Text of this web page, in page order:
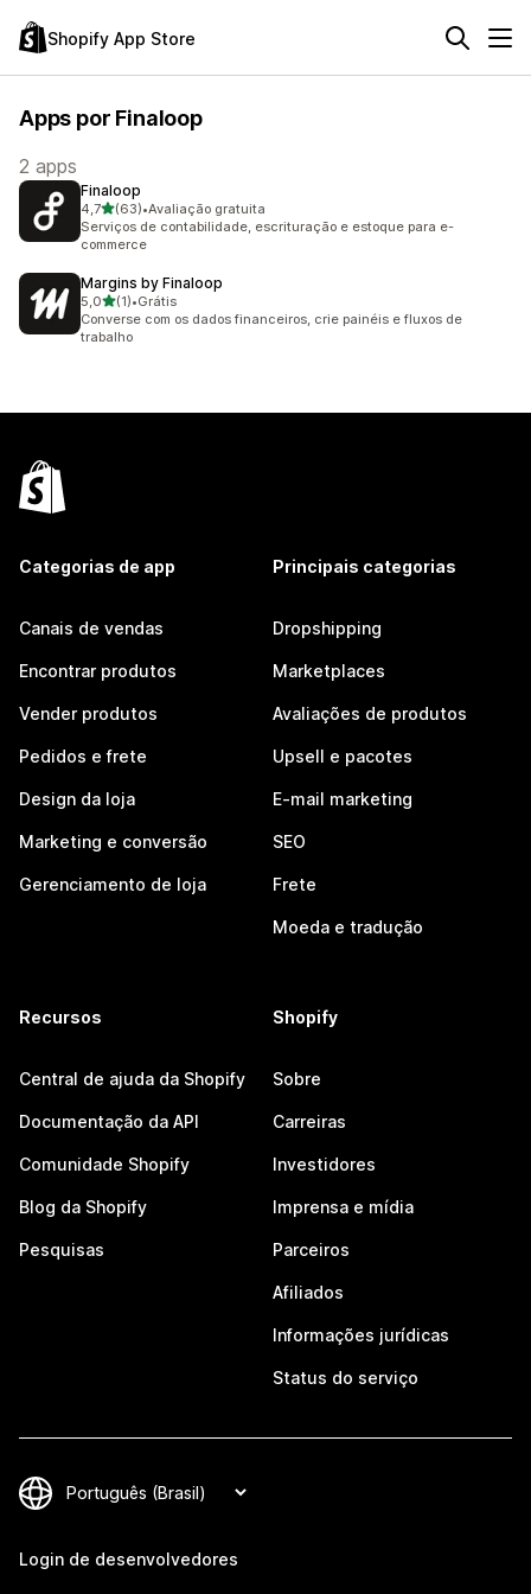
Shopify App Store
Apps por Finaloop
2 apps
Finaloop
4,7de 5 estrelas
(63)
63 avaliações ao todo
•Avaliação gratuita
Serviços de contabilidade, escrituração e estoque para e-
commerce
Margins by Finaloop
5,0de 5 estrelas
(1)
1 avaliações ao todo
•Grátis
Converse com os dados financeiros, crie painéis e fluxos de
trabalho
Categorias de app
Canais de vendas
Encontrar produtos
Vender produtos
Pedidos e frete
Design da loja
Marketing e conversão
Gerenciamento de loja
Principais categorias
Dropshipping
Marketplaces
Avaliações de produtos
Upsell e pacotes
E-mail marketing
SEO
Frete
Moeda e tradução
Recursos
Central de ajuda da Shopify
Documentação da API
Comunidade Shopify
Blog da Shopify
Pesquisas
Shopify
Sobre
Carreiras
Investidores
Imprensa e mídia
Parceiros
Afiliados
Informações jurídicas
Status do serviço
Login de desenvolvedores